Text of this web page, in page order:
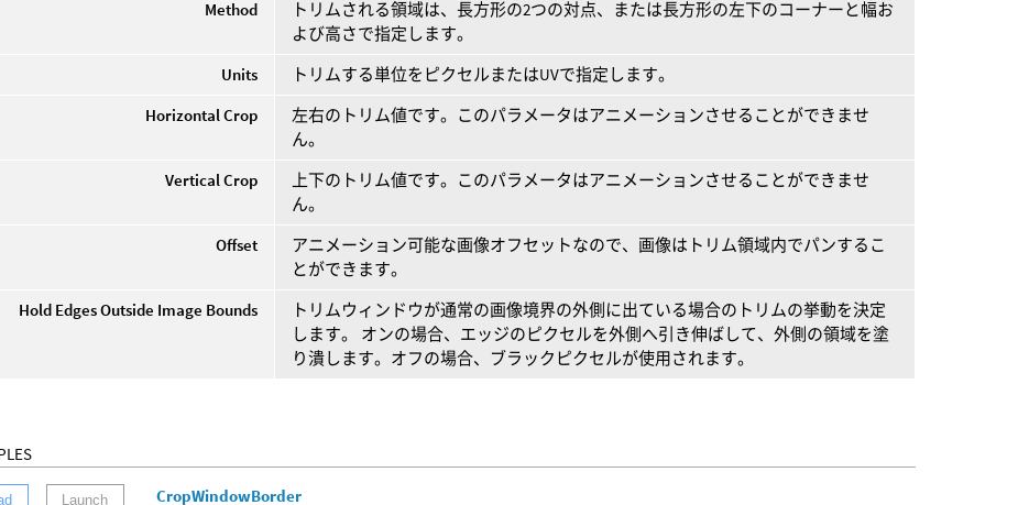
Method
トリムされる領域は、長方形の2つの対点、または長方形の左下のコーナーと幅お
よび高さで指定します。
Units
トリムする単位をピクセルまたはUVで指定します。
Horizontal Crop
左右のトリム値です。このパラメータはアニメーションさせることができませ
ん。
Vertical Crop
上下のトリム値です。このパラメータはアニメーションさせることができませ
ん。
Offset
アニメーション可能な画像オフセットなので、画像はトリム領域内でパンするこ
とができます。
Hold Edges Outside Image Bounds
トリムウィンドウが通常の画像境界の外側に出ている場合のトリムの挙動を決定
します。 オンの場合、エッジのピクセルを外側へ引き伸ばして、外側の領域を塗
り潰します。オフの場合、ブラックピクセルが使用されます。
Launch CropWindowBorder